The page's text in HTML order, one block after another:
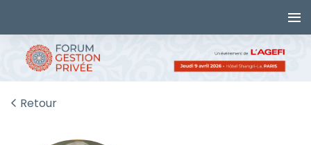
Retour